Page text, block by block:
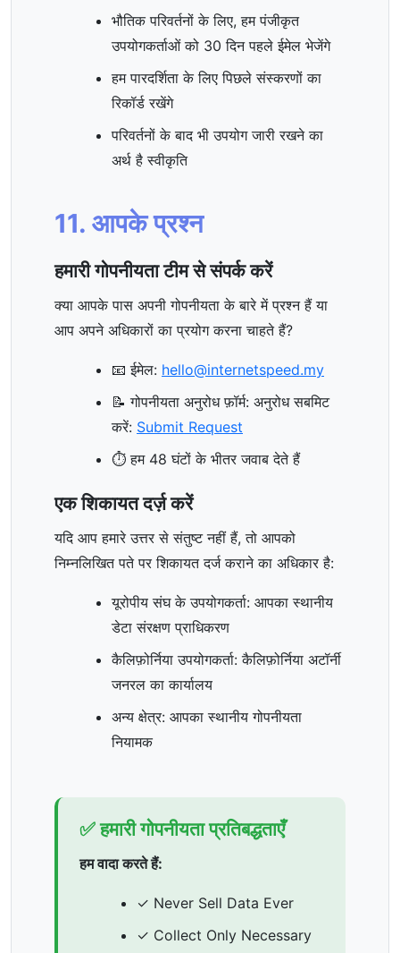
भौतिक परिवर्तनों के लिए, हम पंजीकृत
उपयोगकर्ताओं को 30 दिन पहले ईमेल भेजेंगे
हम पारदर्शिता के लिए पिछले संस्करणों का
रिकॉर्ड रखेंगे
परिवर्तनों के बाद भी उपयोग जारी रखने का
अर्थ है स्वीकृति
11. आपके प्रश्न
हमारी गोपनीयता टीम से संपर्क करें
क्या आपके पास अपनी गोपनीयता के बारे में प्रश्न हैं या
आप अपने अधिकारों का प्रयोग करना चाहते हैं?
📧 ईमेल: hello@internetspeed.my
📝 गोपनीयता अनुरोध फ़ॉर्म: अनुरोध सबमिट
करें: Submit Request
⏱️ हम 48 घंटों के भीतर जवाब देते हैं
एक शिकायत दर्ज़ करें
यदि आप हमारे उत्तर से संतुष्ट नहीं हैं, तो आपको
निम्नलिखित पते पर शिकायत दर्ज कराने का अधिकार है:
यूरोपीय संघ के उपयोगकर्ता: आपका स्थानीय
डेटा संरक्षण प्राधिकरण
कैलिफ़ोर्निया उपयोगकर्ता: कैलिफ़ोर्निया अटॉर्नी
जनरल का कार्यालय
अन्य क्षेत्र: आपका स्थानीय गोपनीयता
नियामक
✅ हमारी गोपनीयता प्रतिबद्धताएँ
हम वादा करते हैं:
✓ Never Sell Data Ever
✓ Collect Only Necessary